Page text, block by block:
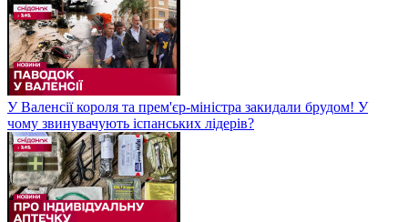
У Валенсії короля та прем'єр-міністра закидали брудом! У
чому звинувачують іспанських лідерів?